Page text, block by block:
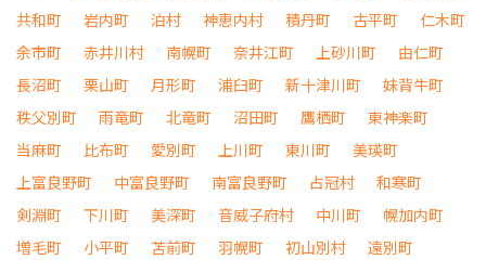
共和町
岩内町 泊村 神恵内村 積丹町 古平町
仁木町
余市町
赤井川村 南幌町 奈井江町 上砂川町
由仁町
長沼町
栗山町 月形町 浦臼町 新十津川町
妹背牛町
秩父別町
雨竜町 北竜町 沼田町 鷹栖町
東神楽町
当麻町
比布町 愛別町 上川町 東川町
美瑛町
上富良野町
中富良野町 南富良野町 占冠村
和寒町
剣淵町
下川町 美深町 音威子府村 中川町
幌加内町
増毛町
小平町 苫前町 羽幌町 初山別村
遠別町